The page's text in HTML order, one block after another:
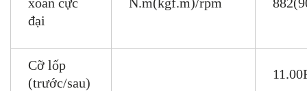
đại
Cỡ lốp
(trước/sau)